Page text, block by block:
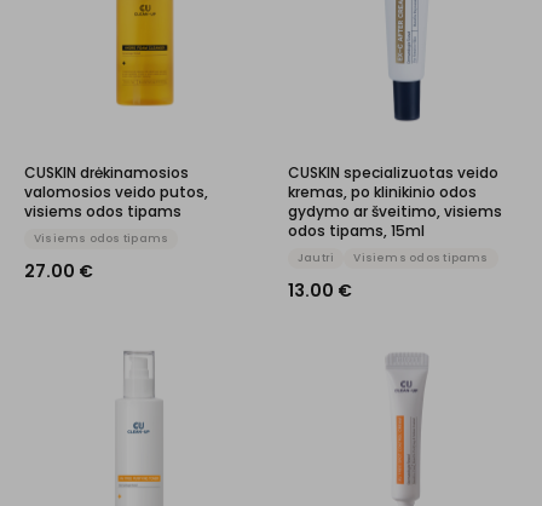
CUSKIN drėkinamosios
valomosios veido putos,
visiems odos tipams
Visiems odos tipams
27.00 €
CUSKIN specializuotas veido
kremas, po klinikinio odos
gydymo ar šveitimo, visiems
odos tipams, 15ml
Jautri Visiems odos tipams
13.00 €